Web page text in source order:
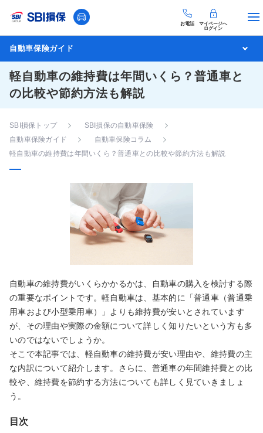
お電話
マイページへ
ログイン
自動車保険ガイド
軽自動車の維持費は年間いくら？普通車と
の比較や節約方法も解説
SBI損保トップ
SBI損保の自動車保険
自動車保険ガイド
自動車保険コラム
軽自動車の維持費は年間いくら？普通車との比較や節約方法も解説
自動車の維持費がいくらかかるかは、自動車の購入を検討する際
の重要なポイントです。軽自動車は、基本的に「普通車（普通乗
用車および小型乗用車）」よりも維持費が安いとされています
が、その理由や実際の金額について詳しく知りたいという方も多
いのではないでしょうか。
そこで本記事では、軽自動車の維持費が安い理由や、維持費の主
な内訳について紹介します。さらに、普通車の年間維持費との比
較や、維持費を節約する方法についても詳しく見ていきましょ
う。
目次